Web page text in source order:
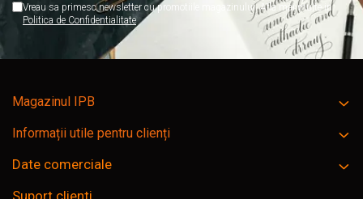
Vreau sa primesc newsletter cu promotiile magazinului. Afla mai multe in
Politica de Confidentialitate
Magazinul IPB
Informații utile pentru clienți
Date comerciale
Suport clienti